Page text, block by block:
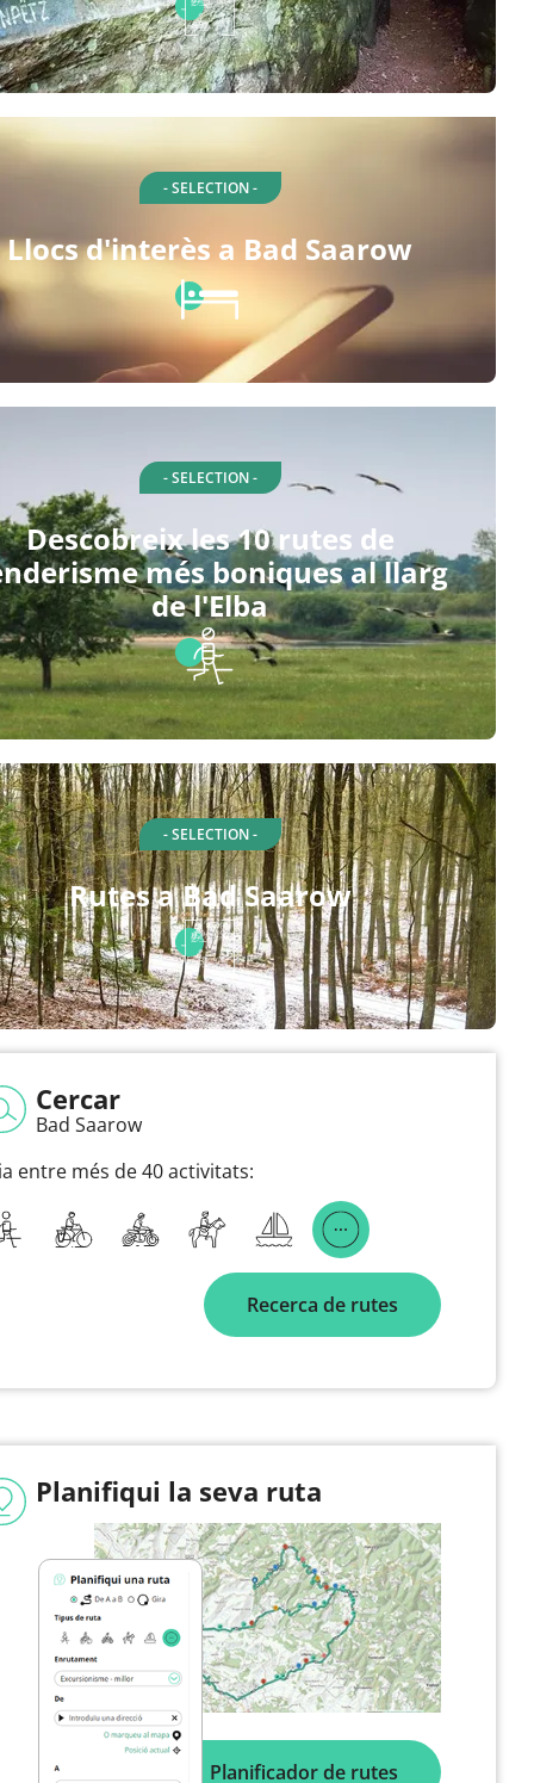
- SELECTION -
Llocs d'interès a Bad Saarow
- SELECTION -
Descobreix les 10 rutes de
més boniques al llarg
de l'Elba
- SELECTION -
Rutes a Bad Saarow
Cercar
Bad Saarow
entre més de 40 activitats:
Recerca de rutes
Planifiqui la seva ruta
Planificador de rutes